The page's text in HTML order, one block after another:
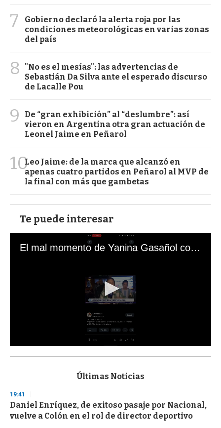
7
Gobierno declaró la alerta roja por las
condiciones meteorológicas en varias zonas
del país
8
"No es el mesías": las advertencias de
Sebastián Da Silva ante el esperado discurso
de Lacalle Pou
9
De “gran exhibición” al “deslumbre”: así
vieron en Argentina otra gran actuación de
Leonel Jaime en Peñarol
10Leo Jaime: de la marca que alcanzó en
apenas cuatro partidos en Peñarol al MVP de
la final con más que gambetas
Te puede interesar
El mal momento de Yanina Gasañol con un hincha argentino en "Subrayado"
s
d
s
o
f
Últimas Noticias
19:41
Daniel Enríquez, de exitoso pasaje por Nacional,
vuelve a Colón en el rol de director deportivo